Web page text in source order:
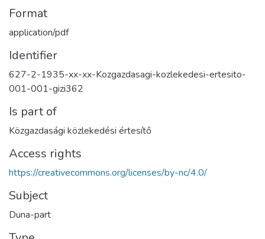
Format
application/pdf
Identifier
627-2-1935-xx-xx-Kozgazdasagi-kozlekedesi-ertesito-
001-001-gizi362
Is part of
Közgazdasági közlekedési értesítő
Access rights
https://creativecommons.org/licenses/by-nc/4.0/
Subject
Duna-part